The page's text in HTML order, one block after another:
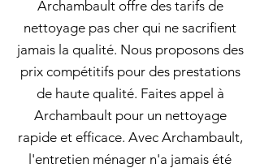
Archambault offre des tarifs de
nettoyage pas cher qui ne sacrifient
jamais la qualité. Nous proposons des
prix compétitifs pour des prestations
de haute qualité. Faites appel à
Archambault pour un nettoyage
rapide et efficace. Avec Archambault,
l'entretien ménager n'a jamais été